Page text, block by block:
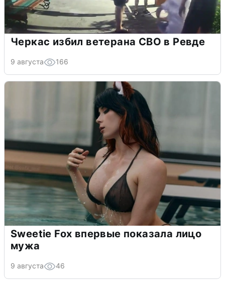
Черкас избил ветерана СВО в Ревде
9 августа 166
Sweetie Fox впервые показала лицо
мужа
9 августа 46